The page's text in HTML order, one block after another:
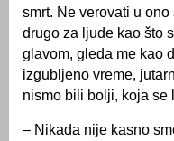
smrt. Ne verovati u
drugo za ljude kao što
glavom, gleda me kao
izgubljeno vreme,
nismo bili bolji, koja se
– Nikada nije kasno